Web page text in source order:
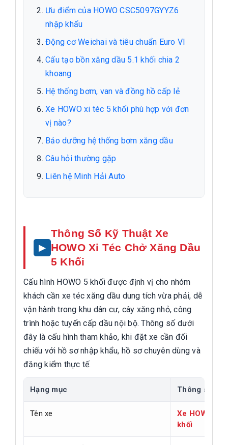
Ưu điểm của HOWO CSC5097GYYZ6
nhập khẩu
Động cơ Weichai và tiêu chuẩn Euro VI
Cấu tạo bồn xăng dầu 5.1 khối chia 2
khoang
Hệ thống bơm, van và đồng hồ cấp lẻ
Xe HOWO xi téc 5 khối phù hợp với đơn
vị nào?
Bảo dưỡng hệ thống bơm xăng dầu
Câu hỏi thường gặp
Liên hệ Minh Hải Auto
Thông Số Kỹ Thuật Xe
HOWO Xi Téc Chở Xăng Dầu
5 Khối
Cấu hình HOWO 5 khối được định vị cho nhóm
khách cần xe téc xăng dầu dung tích vừa phải, dễ
vận hành trong khu dân cư, cây xăng nhỏ, công
trình hoặc tuyến cấp dầu nội bộ. Thông số dưới
đây là cấu hình tham khảo, khi đặt xe cần đối
chiếu với hồ sơ nhập khẩu, hồ sơ chuyên dùng và
đăng kiểm thực tế.
Hạng mục Thông số
Tên xe
Xe HOWO xi
khối